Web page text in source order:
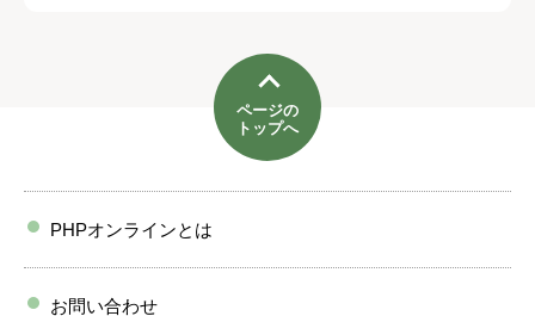
ページの
トップへ
PHPオンラインとは
お問い合わせ